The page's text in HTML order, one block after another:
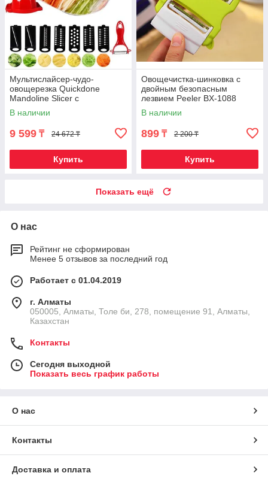
Мультислайсер-чудо-
овощерезка Quickdone
Mandoline Slicer с
контейнером и овощечисткой
(7 лезвий)
В наличии
9 599 ₸ 24 672 ₸
Купить
Овощечистка-шинковка с
двойным безопасным
лезвием Peeler BX-1088
В наличии
899 ₸ 2 200 ₸
Купить
Показать ещё
О нас
Рейтинг не сформирован
Менее 5 отзывов за последний год
Работает с 01.04.2019
г. Алматы
050005, Алматы, Толе би, 278, помещение 91, Алматы,
Казахстан
Контакты
Сегодня выходной
Показать весь график работы
О нас
Контакты
Доставка и оплата